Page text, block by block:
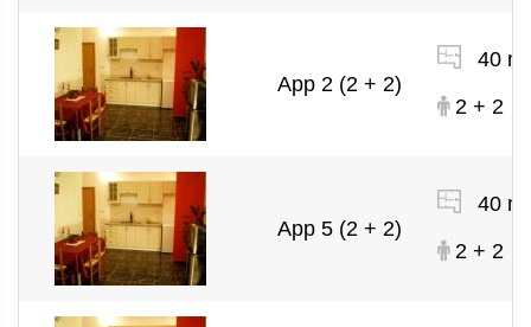
App 2 (2 + 2)
40 m
2 + 2
App 5 (2 + 2)
40 m
2 + 2